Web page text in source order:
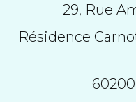
29, Rue
Résidence